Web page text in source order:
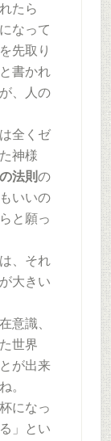
たら
なって
先取り
書かれ
、人の
全くゼ
神様
法則 の
いいの
と願っ
、それ
大きい
意識、
世界
が出来
。
になっ
」とい